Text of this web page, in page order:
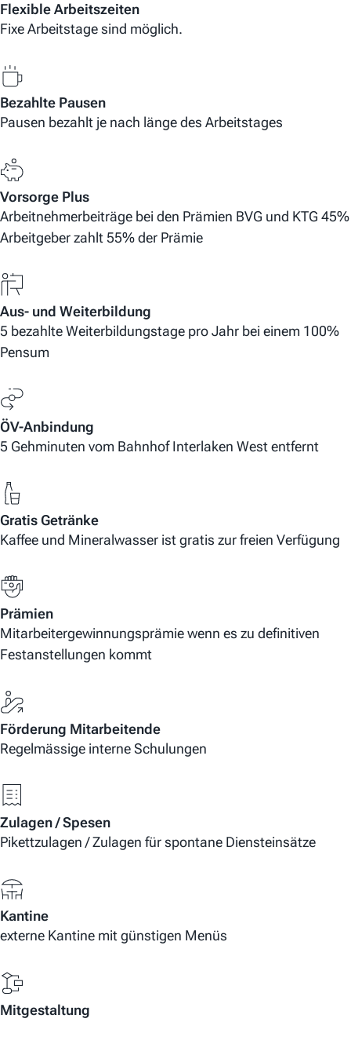
Flexible Arbeitszeiten
Fixe Arbeitstage sind möglich.
Bezahlte Pausen
Pausen bezahlt je nach länge des Arbeitstages
Vorsorge Plus
Arbeitnehmerbeiträge bei den Prämien BVG und KTG 45%
Arbeitgeber zahlt 55% der Prämie
Aus- und Weiterbildung
5 bezahlte Weiterbildungstage pro Jahr bei einem 100%
Pensum
ÖV-Anbindung
5 Gehminuten vom Bahnhof Interlaken West entfernt
Gratis Getränke
Kaffee und Mineralwasser ist gratis zur freien Verfügung
Prämien
Mitarbeitergewinnungsprämie wenn es zu definitiven
Festanstellungen kommt
Förderung Mitarbeitende
Regelmässige interne Schulungen
Zulagen / Spesen
Pikettzulagen / Zulagen für spontane Diensteinsätze
Kantine
externe Kantine mit günstigen Menüs
Mitgestaltung